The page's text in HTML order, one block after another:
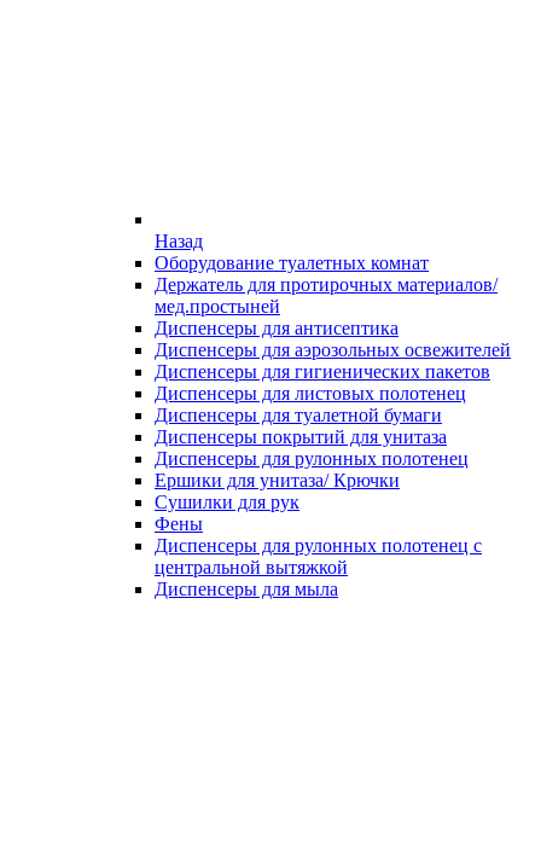
Назад
Оборудование туалетных комнат
Держатель для протирочных материалов/
мед.простыней
Диспенсеры для антисептика
Диспенсеры для аэрозольных освежителей
Диспенсеры для гигиенических пакетов
Диспенсеры для листовых полотенец
Диспенсеры для туалетной бумаги
Диспенсеры покрытий для унитаза
Диспенсеры для рулонных полотенец
Ершики для унитаза/ Крючки
Сушилки для рук
Фены
Диспенсеры для рулонных полотенец с
центральной вытяжкой
Диспенсеры для мыла